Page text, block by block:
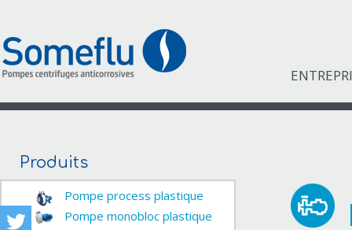
Produits
Pompe process plastique
Pompe monobloc plastique